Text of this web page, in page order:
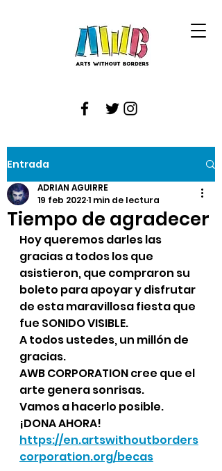
Entrada
Tiempo de agradecer
ADRIAN AGUIRRE
19 feb 20221 min de lectura
Hoy queremos darles las
gracias a todos los que
asistieron, que compraron su
boleto para apoyar y disfrutar
de esta maravillosa fiesta que
fue SONIDO VISIBLE.
A todos ustedes, un millón de
gracias.
AWB CORPORATION cree que el
arte genera sonrisas.
Vamos a hacerlo posible.
¡DONA AHORA!
https://en.artswithoutborders
corporation.org/becas